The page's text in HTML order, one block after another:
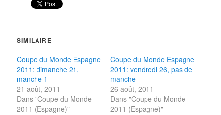
SIMILAIRE
Coupe du Monde Espagne
2011: dimanche 21,
manche 1
21 août, 2011
Dans "Coupe du Monde
2011 (Espagne)"
Coupe du Monde Espagne
2011: vendredi 26, pas de
manche
26 août, 2011
Dans "Coupe du Monde
2011 (Espagne)"